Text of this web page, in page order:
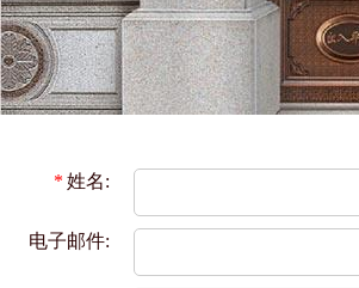
* 姓名:
电子邮件: